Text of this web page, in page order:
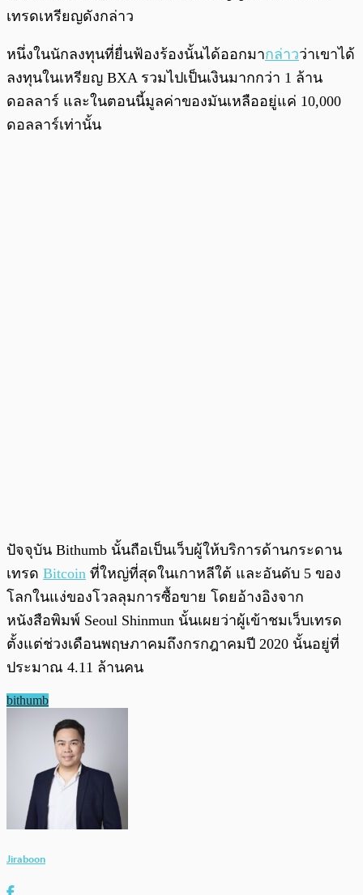
เทรดเหรียญดังกล่าว
หนึ่งในนักลงทุนที่ยื่นฟ้องร้องนั้นได้ออกมากล่าวว่าเขาได้
ลงทุนในเหรียญ BXA รวมไปเป็นเงินมากกว่า 1 ล้าน
ดอลลาร์ และในตอนนี้มูลค่าของมันเหลืออยู่แค่ 10,000
ดอลลาร์เท่านั้น
ปัจจุบัน Bithumb นั้นถือเป็นเว็บผู้ให้บริการด้านกระดาน
เทรด Bitcoin ที่ใหญ่ที่สุดในเกาหลีใต้ และอันดับ 5 ของ
โลกในแง่ของโวลลุมการซื้อขาย โดยอ้างอิงจาก
หนังสือพิมพ์ Seoul Shinmun นั้นเผยว่าผู้เข้าชมเว็บเทรด
ตั้งแต่ช่วงเดือนพฤษภาคมถึงกรกฎาคมปี 2020 นั้นอยู่ที่
ประมาณ 4.11 ล้านคน
bithumb
Jiraboon